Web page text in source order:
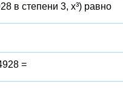
в степени 3, x³) равно
=